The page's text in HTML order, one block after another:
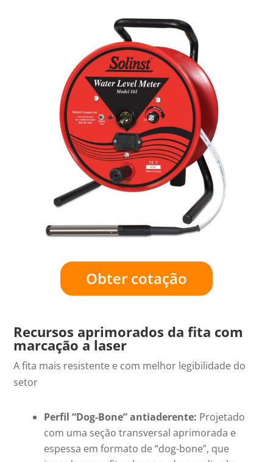
Obter cotação
Recursos aprimorados da fita com
marcação a laser
A fita mais resistente e com melhor legibilidade do
setor
Perfil “Dog-Bone” antiaderente: Projetado
com uma seção transversal aprimorada e
espessa em formato de “dog-bone”, que